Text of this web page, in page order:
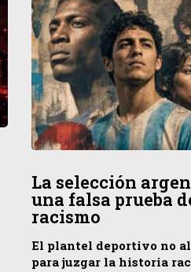
La selección
una falsa prueba
racismo
El plantel deportivo no
para juzgar la historia